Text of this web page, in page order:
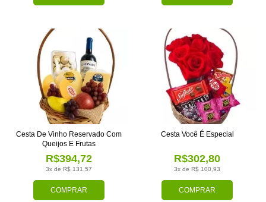
COMPRAR
3x de R$ 131,57
R$394,72
Cesta De Vinho Reservado Com
Queijos E Frutas
COMPRAR
3x de R$ 100,93
R$302,80
Cesta Você É Especial